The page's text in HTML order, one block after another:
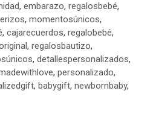
, embarazo, regalosbebé,
, momentosúnicos,
, cajarecuerdos, regalobebé,
, regalosbautizo,
, detallespersonalizados,
, personalizado,
, babygift, newbornbaby,